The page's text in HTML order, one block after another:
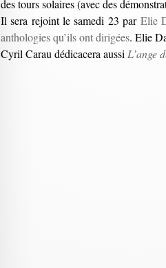
des tours solaires (avec des
Il sera rejoint le samedi 23 par Elie
anthologies qu’ils ont dirigées. Elie
Cyril Carau dédicacera aussi L’ange